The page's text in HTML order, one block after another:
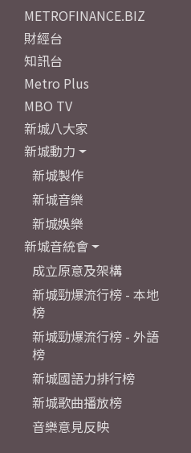
METROFINANCE.BIZ
財經台
知訊台
Metro Plus
MBO TV
新城八大家
新城動力
新城製作
新城音樂
新城娛樂
新城音統會
成立原意及架構
新城勁爆流行榜 - 本地
榜
新城勁爆流行榜 - 外語
榜
新城國語力排行榜
新城歌曲播放榜
音樂意見反映